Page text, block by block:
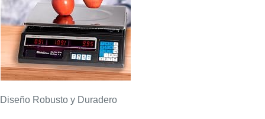
Diseño Robusto y Duradero